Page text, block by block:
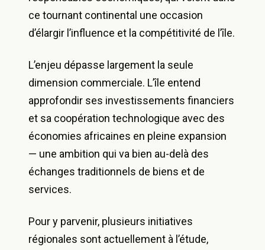
ce tournant continental une occasion
d’élargir l’influence et la compétitivité de l’île.
L’enjeu dépasse largement la seule
dimension commerciale. L’île entend
approfondir ses investissements financiers
et sa coopération technologique avec des
économies africaines en pleine expansion
— une ambition qui va bien au-delà des
échanges traditionnels de biens et de
services.
Pour y parvenir, plusieurs initiatives
régionales sont actuellement à l’étude,